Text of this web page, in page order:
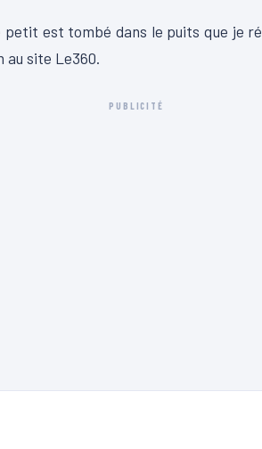
petit est tombé dans le puits que je
au site Le360.
PUBLICITÉ